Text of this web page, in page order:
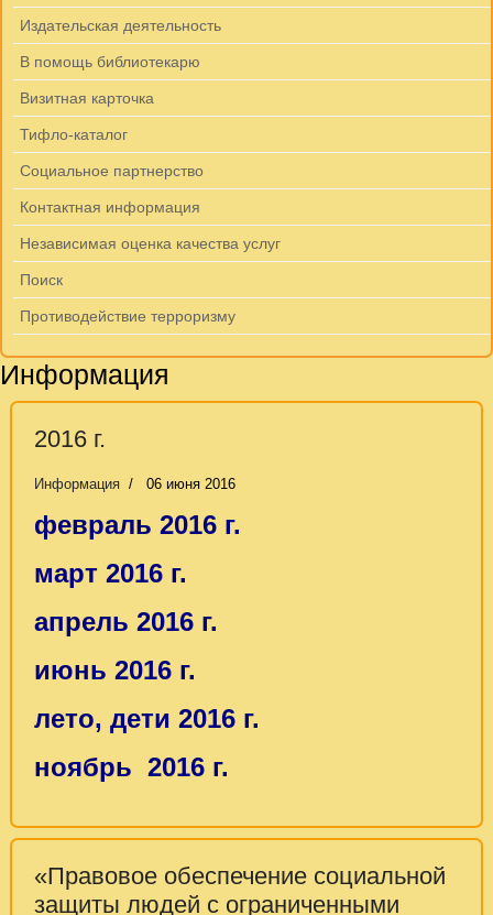
Издательская деятельность
В помощь библиотекарю
Визитная карточка
Тифло-каталог
Социальное партнерство
Контактная информация
Независимая оценка качества услуг
Поиск
Противодействие терроризму
Информация
2016 г.
Информация 06 июня 2016
февраль 2016 г.
март 2016 г.
апрель 2016 г.
июнь 2016 г.
лето, дети 2016 г.
ноябрь 2016 г.
«Правовое обеспечение социальной
защиты людей с ограниченными